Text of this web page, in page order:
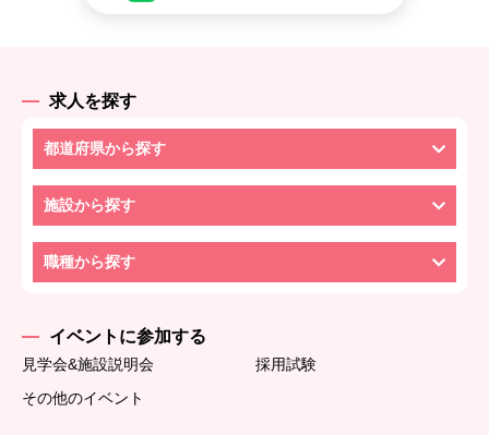
求人を探す
都道府県から探す
施設から探す
職種から探す
イベントに参加する
見学会&施設説明会
採用試験
その他のイベント